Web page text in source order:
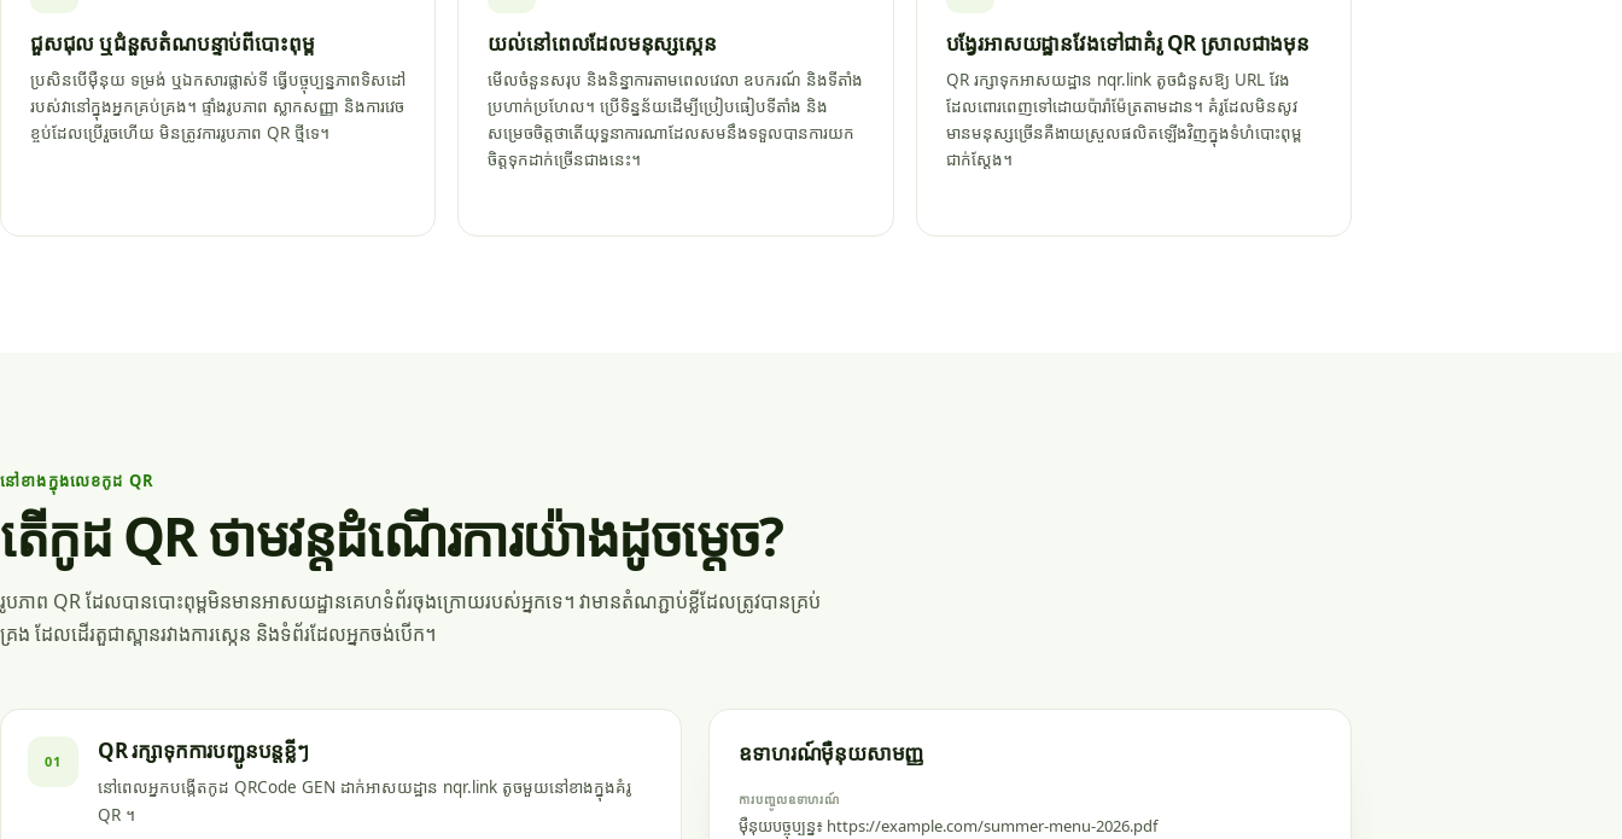
ជួសជុល ឬជំនួសតំណបន្ទាប់ពីបោះពុម្ព
ប្រសិនបើម៉ឺនុយ ទម្រង់ ឬឯកសារផ្លាស់ទី ធ្វើបច្ចុប្បន្នភាពទិសដៅ
របស់វានៅក្នុងអ្នកគ្រប់គ្រង។ ផ្ទាំងរូបភាព ស្លាកសញ្ញា និងការវេច
ខ្ចប់ដែលប្រើរួចហើយ មិនត្រូវការរូបភាព QR ថ្មីទេ។
យល់នៅពេលដែលមនុស្សស្កេន
មើលចំនួនសរុប និងនិន្នាការតាមពេលវេលា ឧបករណ៍ និងទីតាំង
ប្រហាក់ប្រហែល។ ប្រើទិន្នន័យដើម្បីប្រៀបធៀបទីតាំង និង
សម្រេចចិត្តថាតើយុទ្ធនាការណាដែលសមនឹងទទួលបានការយក
ចិត្តទុកដាក់ច្រើនជាងនេះ។
បង្វែរអាសយដ្ឋានវែងទៅជាគំរូ QR ស្រាលជាងមុន
QR រក្សាទុកអាសយដ្ឋាន nqr.link តូចជំនួសឱ្យ URL វែង
ដែលពោរពេញទៅដោយប៉ារ៉ាម៉ែត្រតាមដាន។ គំរូដែលមិនសូវ
មានមនុស្សច្រើនគឺងាយស្រួលផលិតឡើងវិញក្នុងទំហំបោះពុម្ព
ជាក់ស្តែង។
នៅខាងក្នុងលេខកូដ QR
តើកូដ QR ថាមវន្តដំណើរការយ៉ាងដូចម្តេច?
រូបភាព QR ដែលបានបោះពុម្ពមិនមានអាសយដ្ឋានគេហទំព័រចុងក្រោយរបស់អ្នកទេ។ វាមានតំណភ្ជាប់ខ្លីដែលត្រូវបានគ្រប់
គ្រង ដែលដើរតួជាស្ពានរវាងការស្កេន និងទំព័រដែលអ្នកចង់បើក។
01 QR រក្សាទុកការបញ្ជូនបន្តខ្លីៗ
នៅពេលអ្នកបង្កើតកូដ QRCode GEN ដាក់អាសយដ្ឋាន nqr.link តូចមួយនៅខាងក្នុងគំរូ
QR ។
ឧទាហរណ៍ម៉ឺនុយសាមញ្ញ
ការបញ្ចូលឧទាហរណ៍
ម៉ឺនុយបច្ចុប្បន្ន៖ https://example.com/summer-menu-2026.pdf